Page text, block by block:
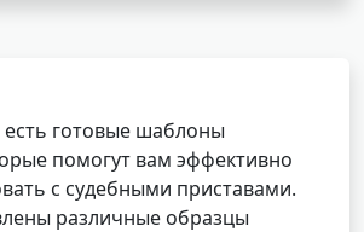
есть готовые шаблоны
помогут вам эффективно
с судебными приставами.
различные образцы